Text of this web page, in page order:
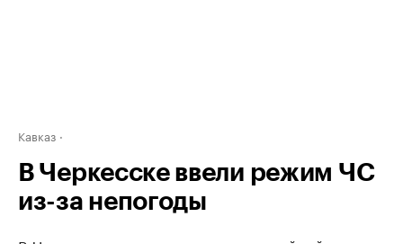
Кавказ
В Черкесске ввели режим ЧС
из-за непогоды